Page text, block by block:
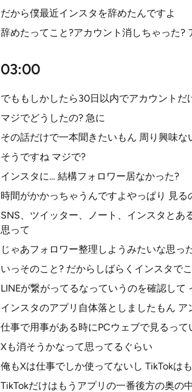
だから僕最近インスタを辞めたんですよ
辞めたってこと?アカウント消しちゃった?
03:00
でももしかしたら30日以内でアカウント
マジでどうしたの? 急に
その話だけで一本聞きたいもん 周り興味な
そうですね マジで?
インスタに… 結構フォロワー居なかった?
時間がかかっちゃうんですよやっぱり 見
SNS、ツイッター、ノート、インスタとあ
思って
じゃあフォロワー整理しようみたいな思っ
いっそのこと? だからしばらくインスタで
LINEが繋がってるなっていうのを確認して
インスタのアプリ自体落としましたもん ア
仕事で用事がある時にPCウェブで見るっ
Xも消そうかなって思ってるぐらい
俺もXは仕事でしか使ってないし TikTokは
TikTokだけはもうアプリの一番後方の奥の